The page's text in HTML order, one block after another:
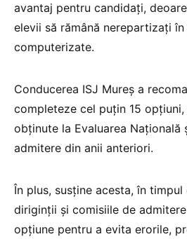
avantaj pentru candidaţi,
elevii să rămână nerepartizaţi
computerizate.
Conducerea ISJ Mureş a
completeze cel puţin 15
obţinute la Evaluarea Naţională
admitere din anii anteriori.
În plus, susţine acesta, în
diriginţii şi comisiile de
opţiune pentru a evita erorile,